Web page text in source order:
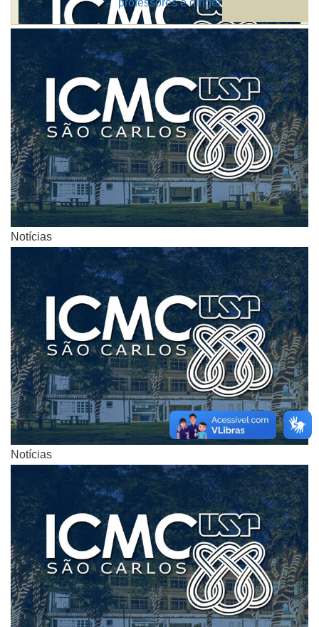
professores e dirigentes
Notícias
Notícias
Notícias